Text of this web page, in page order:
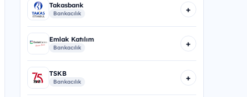
Takasbank
Bankacılık +
Emlak Katılım
Bankacılık +
TSKB
Bankacılık +